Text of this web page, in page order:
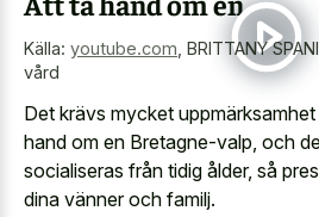
Källa: youtube.com BRITTANY
vård
Det krävs mycket
hand om en Bretagne-valp, och
socialiseras från tidig ålder, så
dina vänner och familj.